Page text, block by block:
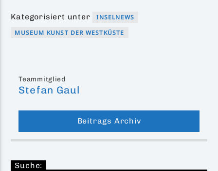
Kategorisiert unter
INSELNEWS
MUSEUM KUNST DER WESTKÜSTE
Teammitglied
Stefan Gaul
Beitrags Archiv
Suche: